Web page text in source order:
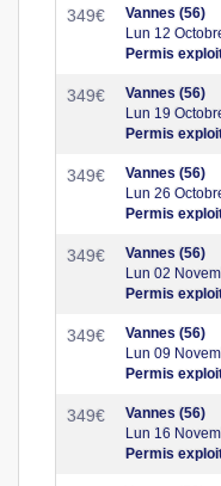
349€
Vannes (56)
Lun 12
Permis
349€
Vannes (56)
Lun 19
Permis
349€
Vannes (56)
Lun 26
Permis
349€
Vannes (56)
Lun 02
Permis
349€
Vannes (56)
Lun 09
Permis
349€
Vannes (56)
Lun 16
Permis